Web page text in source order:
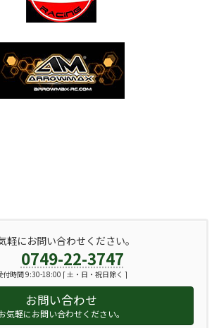
軽にお問い合わせください。
0749-22-3747
付時間 9:30-18:00 [ 土・日・祝日除く ]
お問い合わせ
気軽にお問い合わせください。